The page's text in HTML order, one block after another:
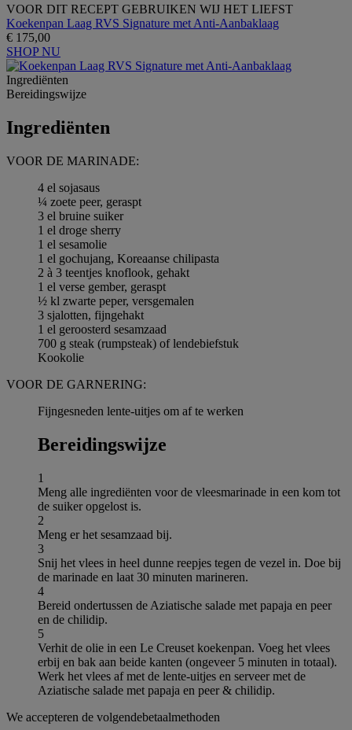
VOOR DIT RECEPT GEBRUIKEN WIJ HET LIEFST
Koekenpan Laag RVS Signature met Anti-Aanbaklaag
€ 175,00
SHOP NU
Ingrediёnten
Bereidingswijze
Ingrediёnten
VOOR DE MARINADE:
4 el sojasaus
¼ zoete peer, geraspt
3 el bruine suiker
1 el droge sherry
1 el sesamolie
1 el gochujang, Koreaanse chilipasta
2 à 3 teentjes knoflook, gehakt
1 el verse gember, geraspt
½ kl zwarte peper, versgemalen
3 sjalotten, fijngehakt
1 el geroosterd sesamzaad
700 g steak (rumpsteak) of lendebiefstuk
Kookolie
VOOR DE GARNERING:
Fijngesneden lente-uitjes om af te werken
Bereidingswijze
1
Meng alle ingrediënten voor de vleesmarinade in een kom tot
de suiker opgelost is.
2
Meng er het sesamzaad bij.
3
Snij het vlees in heel dunne reepjes tegen de vezel in. Doe bij
de marinade en laat 30 minuten marineren.
4
Bereid ondertussen de Aziatische salade met papaja en peer
en de chilidip.
5
Verhit de olie in een Le Creuset koekenpan. Voeg het vlees
erbij en bak aan beide kanten (ongeveer 5 minuten in totaal).
Werk het vlees af met de lente-uitjes en serveer met de
Aziatische salade met papaja en peer & chilidip.
We accepteren de volgendebetaalmethoden